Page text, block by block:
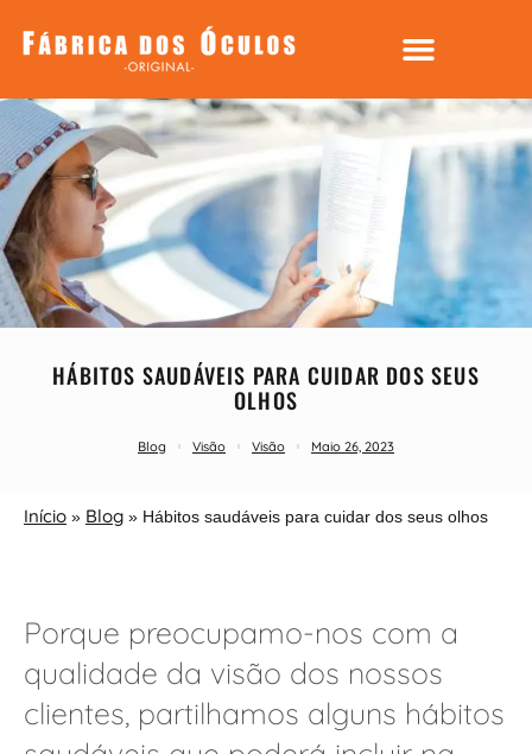
HÁBITOS SAUDÁVEIS PARA CUIDAR DOS SEUS
OLHOS
Blog Visão Visão Maio 26, 2023
Início » Blog » Hábitos saudáveis para cuidar dos seus olhos
Porque preocupamo-nos com a
qualidade da visão dos nossos
clientes, partilhamos alguns hábitos